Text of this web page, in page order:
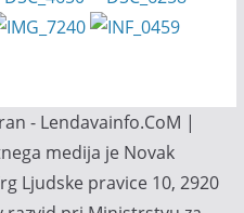
- Lendavainfo.CoM |
medija je Novak
Ljudske pravice 10, 2920